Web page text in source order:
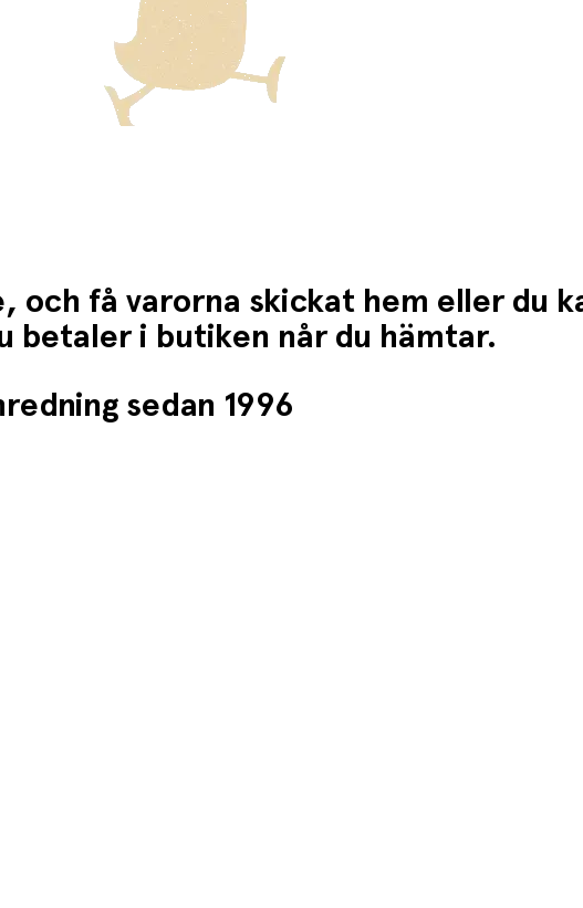
och få varorna skickat hem eller du
betaler i butiken når du hämtar.
sedan 1996